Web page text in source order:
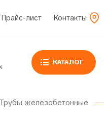
Прайс-лист Контакты
КАТАЛОГ
Трубы железобетонные